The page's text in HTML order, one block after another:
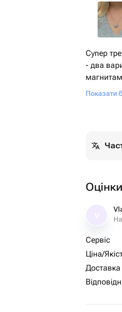
Супер
- два
подарок.
Показати
Сервіс
Ціна/
Доставка